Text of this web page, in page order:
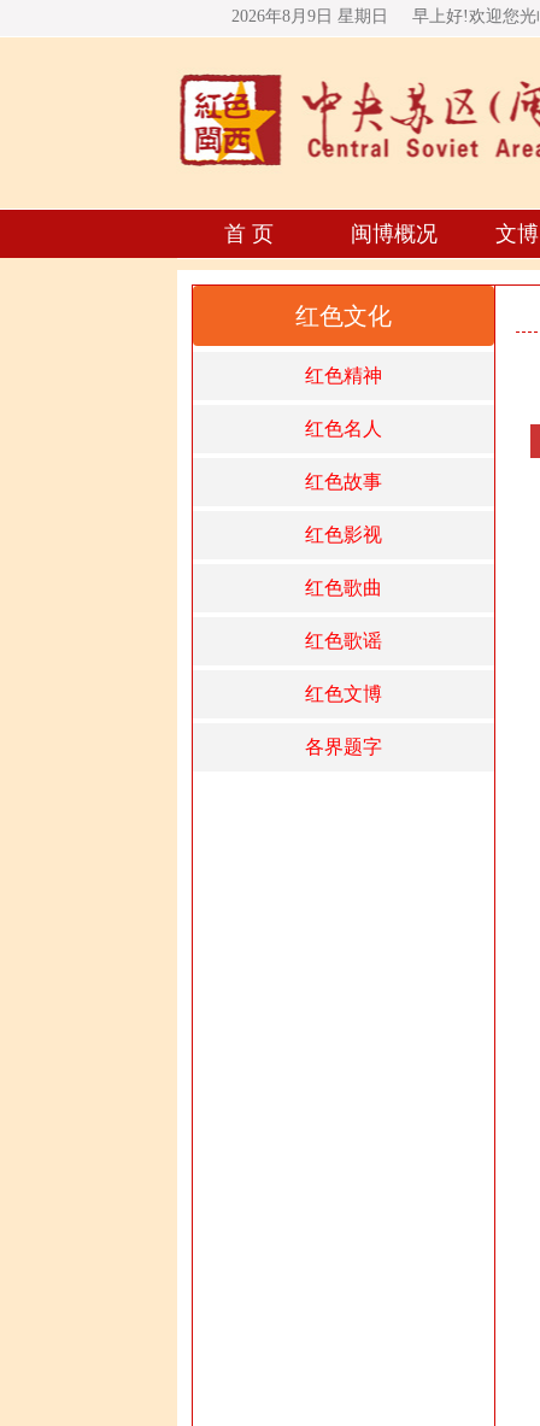
2026年8月9日 星期 日 早上好!欢迎您
首 页 闽博概况 文
红色文化
红色精神
红色名人
红色故事
红色影视
红色歌曲
红色歌谣
红色文博
各界题字